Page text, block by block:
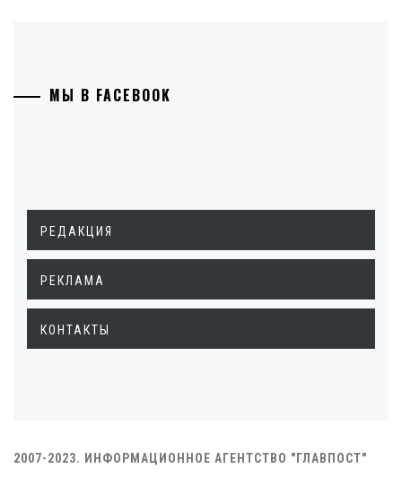
МЫ В FACEBOOK
РЕДАКЦИЯ
РЕКЛАМА
КОНТАКТЫ
2007-2023. ИНФОРМАЦИОННОЕ АГЕНТСТВО "ГЛАВПОСТ"